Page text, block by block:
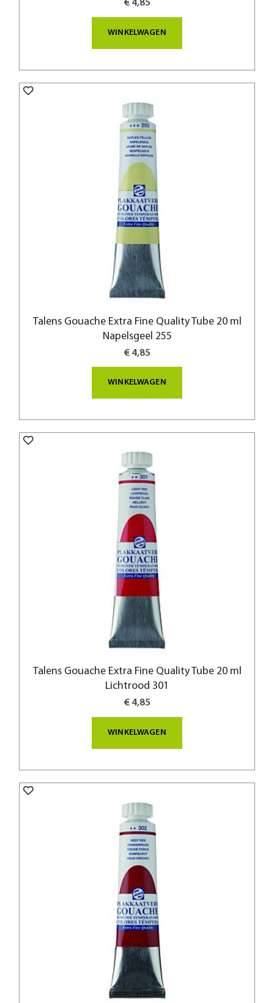
€ 4,85
WINKELWAGEN
Talens Gouache Extra Fine Quality Tube 20 ml
Napelsgeel 255
€ 4,85
WINKELWAGEN
Talens Gouache Extra Fine Quality Tube 20 ml
Lichtrood 301
€ 4,85
WINKELWAGEN